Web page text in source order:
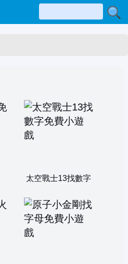
太空戰士13找數字